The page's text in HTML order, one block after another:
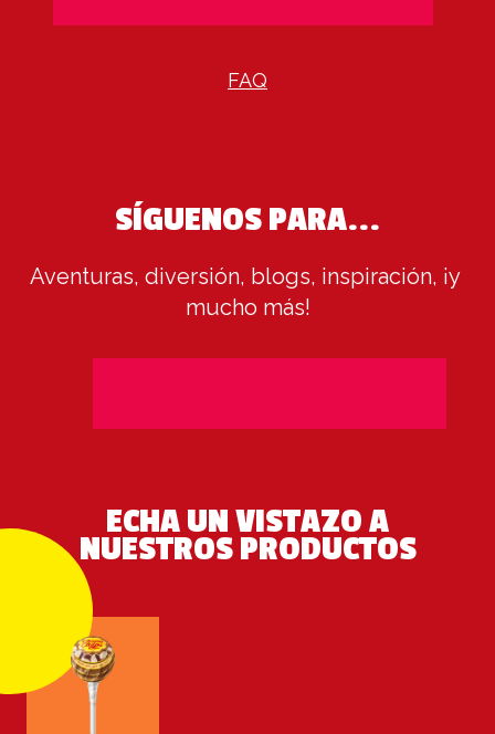
FAQ
SÍGUENOS PARA...
Aventuras, diversión, blogs, inspiración, ¡y
mucho más!
ECHA UN VISTAZO A
NUESTROS PRODUCTOS